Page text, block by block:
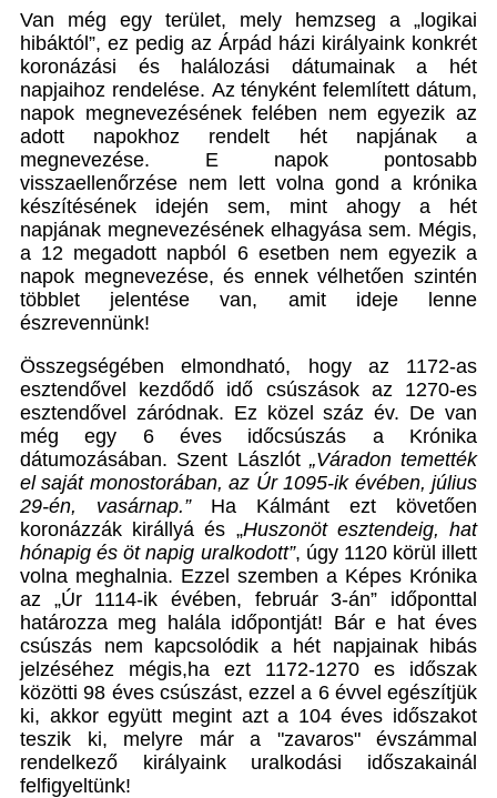
Van még egy terület, mely hemzseg a „logikai
hibáktól”, ez pedig az Árpád házi királyaink konkrét
koronázási és halálozási dátumainak a hét
napjaihoz rendelése. Az tényként felemlített dátum,
napok megnevezésének felében nem egyezik az
adott napokhoz rendelt hét napjának a
megnevezése. E napok pontosabb
visszaellenőrzése nem lett volna gond a krónika
készítésének idején sem, mint ahogy a hét
napjának megnevezésének elhagyása sem. Mégis,
a 12 megadott napból 6 esetben nem egyezik a
napok megnevezése, és ennek vélhetően szintén
többlet jelentése van, amit ideje lenne
észrevennünk!
Összegségében elmondható, hogy az 1172-as
esztendővel kezdődő idő csúszások az 1270-es
esztendővel záródnak. Ez közel száz év. De van
még egy 6 éves időcsúszás a Krónika
dátumozásában. Szent Lászlót „Váradon temették
el saját monostorában, az Úr 1095-ik évében, július
29-én, vasárnap.”Ha Kálmánt ezt követően
koronázzák királlyá és „Huszonöt esztendeig, hat
hónapig és öt napig uralkodott”, úgy 1120 körül illett
volna meghalnia. Ezzel szemben a Képes Krónika
az „Úr 1114-ik évében, február 3-án” időponttal
határozza meg halála időpontját! Bár e hat éves
csúszás nem kapcsolódik a hét napjainak hibás
jelzéséhez mégis,ha ezt 1172-1270 es időszak
közötti 98 éves csúszást, ezzel a 6 évvel egészítjük
ki, akkor együtt megint azt a 104 éves időszakot
teszik ki, melyre már a "zavaros" évszámmal
rendelkező királyaink uralkodási időszakainál
felfigyeltünk!